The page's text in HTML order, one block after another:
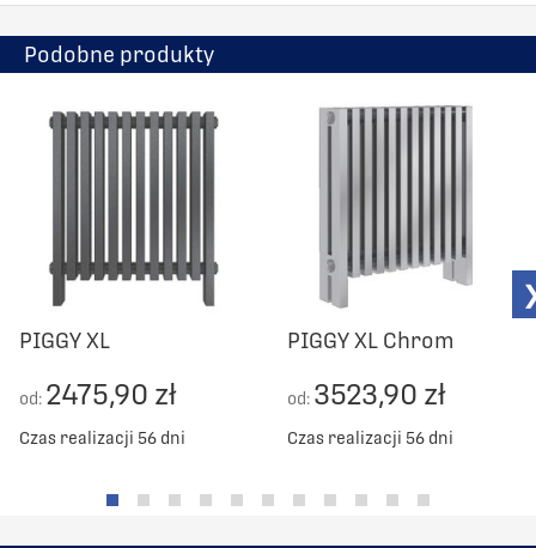
Podobne produkty
PIGGY XL
od: 2475,90 zł
Czas realizacji 56 dni
PIGGY XL Chrom
od: 3523,90 zł
Czas realizacji 56 dni